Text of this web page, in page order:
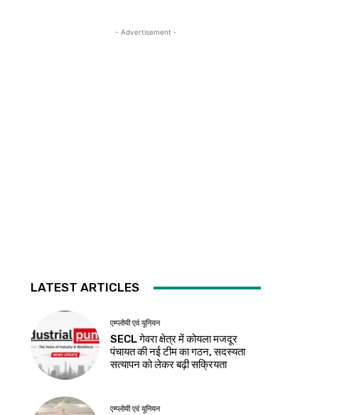
- Advertisement -
LATEST ARTICLES
एम्प्लोयी एवं यूनियन
SECL गेवरा क्षेत्र में कोयला मजदूर
पंचायत की नई टीम का गठन, सदस्यता
सत्यापन को लेकर बढ़ी सक्रियता
एम्प्लोयी एवं यूनियन